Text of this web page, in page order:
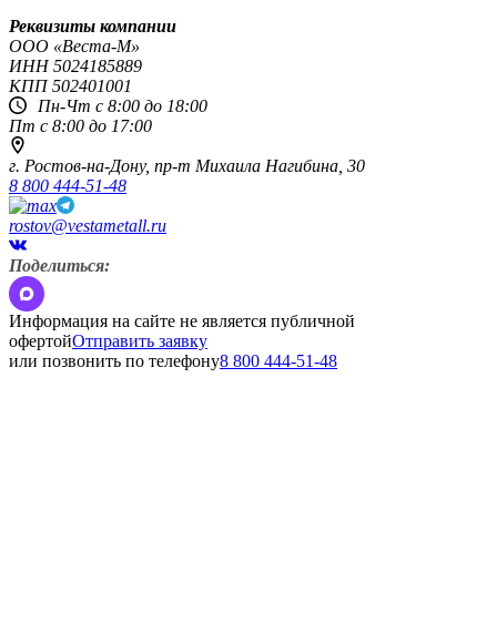
Реквизиты компании
OOO «Веста-М»
ИНН5024185889
КПП502401001
Пн-Чт с 8:00 до 18:00
Пт с 8:00 до 17:00
г. Ростов-на-Дону, пр-т Михаила Нагибина, 30
8 800 444-51-48
rostov@vestametall.ru
Поделиться:
Информация на сайте не является публичной
офертойОтправить заявку
или позвонить по телефону8 800 444-51-48